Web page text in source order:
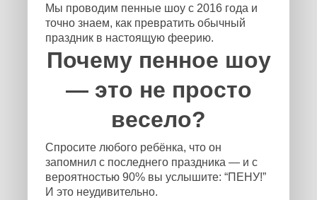
Мы проводим пенные шоу с 2016 года и
точно знаем, как превратить обычный
праздник в настоящую феерию.
Почему пенное шоу
— это не просто
весело?
Спросите любого ребёнка, что он
запомнил с последнего праздника — и с
вероятностью 90% вы услышите: “ПЕНУ!”
И это неудивительно.